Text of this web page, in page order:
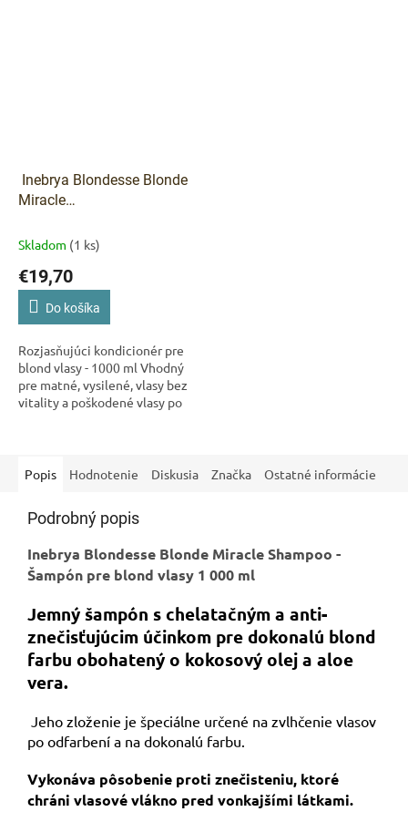
Inebrya Blondesse Blonde
Miracle
kondicionér pre blond
Skladom (1 ks)
€19,70
Do košíka
Rozjasňujúci kondicionér pre
blond vlasy - 1000 ml Vhodný
pre matné, vysilené, vlasy bez
vitality a poškodené vlasy po
Popis Hodnotenie Diskusia Značka Ostatné informácie
Podrobný popis
Inebrya Blondesse Blonde Miracle Shampoo -
Šampón pre blond vlasy 1 000 ml
Jemný šampón s chelatačným a anti-
znečisťujúcim účinkom pre dokonalú blond
farbu obohatený o kokosový olej a aloe
vera.
Jeho zloženie je špeciálne určené na zvlhčenie vlasov
po odfarbení a na dokonalú farbu.
Vykonáva pôsobenie proti znečisteniu, ktoré
chráni vlasové vlákno pred vonkajšími látkami.